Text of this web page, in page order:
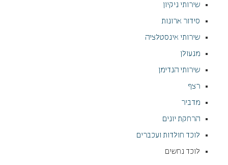
שירותי ניקיון
סידור ארונות
שירותי אינסטלציה
מנעולן
שירותי הנדימן
רצף
מדביר
הרחקת יונים
לוכד חולדות ועכברים
לוכד נחשים